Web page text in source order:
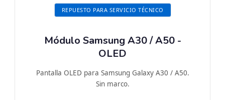
REPUESTO PARA SERVICIO TÉCNICO
Módulo Samsung A30 / A50 -
OLED
Pantalla OLED para Samsung Galaxy A30 / A50.
Sin marco.